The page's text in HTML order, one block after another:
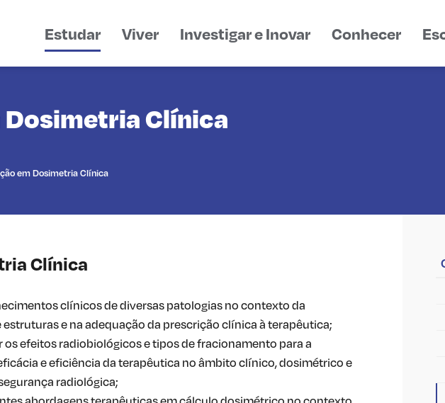
Estudar Viver Investigar e Inovar Conhecer
Dosimetria Clínica
em Dosimetria Clínica
Clínica
clínicos de diversas patologias no contexto da
e na adequação da prescrição clínica à terapêutica;
os efeitos radiobiológicos e tipos de fracionamento para a
e eficiência da terapêutica no âmbito clínico, dosimétrico e
radiológica;